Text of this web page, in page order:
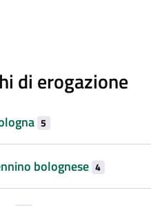
di erogazione
5
bolognese 4